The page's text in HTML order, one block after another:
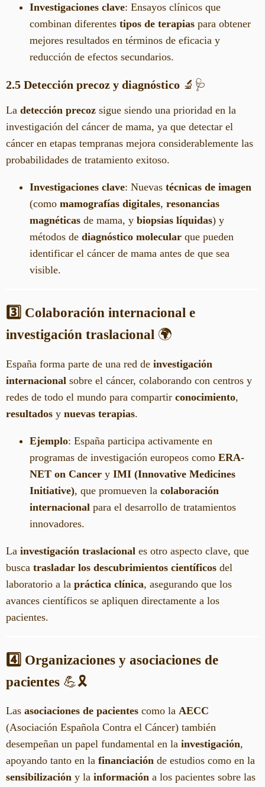
Investigaciones clave: Ensayos clínicos que
combinan diferentes tipos de terapias para obtener
mejores resultados en términos de eficacia y
reducción de efectos secundarios.
2.5 Detección precoz y diagnóstico 🔬🩺
La detección precoz sigue siendo una prioridad en la
investigación del cáncer de mama, ya que detectar el
cáncer en etapas tempranas mejora considerablemente las
probabilidades de tratamiento exitoso.
Investigaciones clave: Nuevas técnicas de imagen
(como mamografías digitales, resonancias
magnéticas de mama, y biopsias líquidas) y
métodos de diagnóstico molecular que pueden
identificar el cáncer de mama antes de que sea
visible.
3️⃣ Colaboración internacional e
investigación traslacional 🌍
España forma parte de una red de investigación
internacional sobre el cáncer, colaborando con centros y
redes de todo el mundo para compartir conocimiento,
resultados y nuevas terapias.
Ejemplo: España participa activamente en
programas de investigación europeos como ERA-
NET on Cancer y IMI (Innovative Medicines
Initiative), que promueven la colaboración
internacional para el desarrollo de tratamientos
innovadores.
La investigación traslacional es otro aspecto clave, que
busca trasladar los descubrimientos científicos del
laboratorio a la práctica clínica, asegurando que los
avances científicos se apliquen directamente a los
pacientes.
4️⃣ Organizaciones y asociaciones de
pacientes 💪🎗️
Las asociaciones de pacientes como la AECC
(Asociación Española Contra el Cáncer) también
desempeñan un papel fundamental en la investigación,
apoyando tanto en la financiación de estudios como en la
sensibilización y la información a los pacientes sobre las